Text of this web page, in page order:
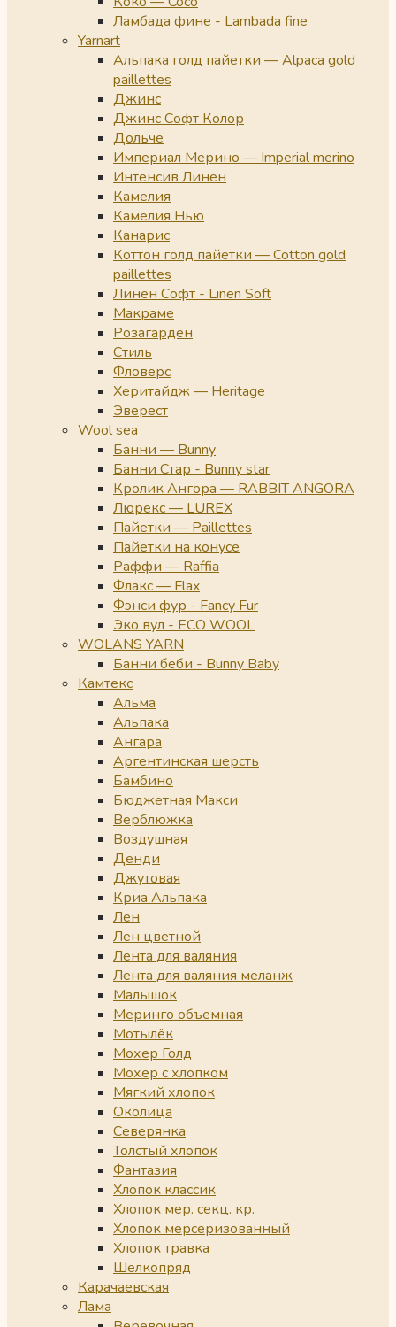
Ламбада фине - Lambada fine
Yarnart
Альпака голд пайетки — Alpaca gold
paillettes
Джинс
Джинс Софт Колор
Дольче
Империал Мерино — Imperial merino
Интенсив Линен
Камелия
Камелия Нью
Канарис
Коттон голд пайетки — Cotton gold
paillettes
Линен Софт - Linen Soft
Макраме
Розагарден
Стиль
Фловерс
Херитайдж — Heritage
Эверест
Wool sea
Банни — Bunny
Банни Стар - Bunny star
Кролик Ангора — RABBIT ANGORA
Люрекс — LUREX
Пайетки — Paillettes
Пайетки на конусе
Раффи — Raffia
Флакс — Flax
Фэнси фур - Fancy Fur
Эко вул - ECO WOOL
WOLANS YARN
Банни беби - Bunny Baby
Камтекс
Альма
Альпака
Ангара
Аргентинская шерсть
Бамбино
Бюджетная Макси
Верблюжка
Воздушная
Денди
Джутовая
Криа Альпака
Лен
Лен цветной
Лента для валяния
Лента для валяния меланж
Малышок
Меринго объемная
Мотылёк
Мохер Голд
Мохер с хлопком
Мягкий хлопок
Околица
Северянка
Толстый хлопок
Фантазия
Хлопок классик
Хлопок мер. секц. кр.
Хлопок мерсеризованный
Хлопок травка
Шелкопряд
Карачаевская
Лама